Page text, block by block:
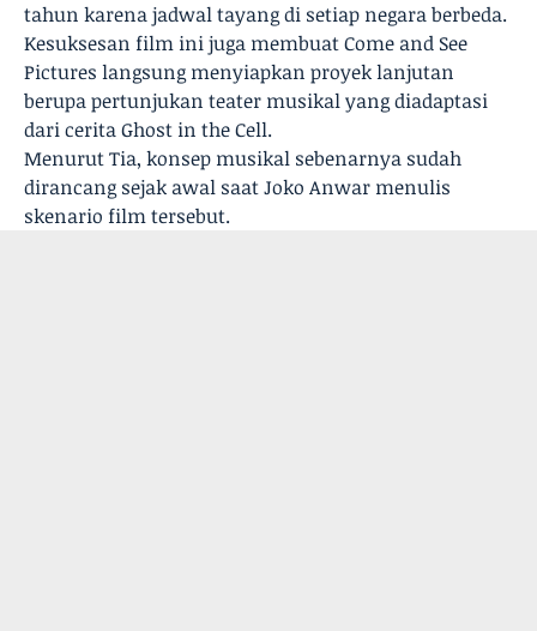
tahun karena jadwal tayang di setiap negara berbeda.
Kesuksesan film ini juga membuat Come and See
Pictures langsung menyiapkan proyek lanjutan
berupa pertunjukan teater musikal yang diadaptasi
dari cerita Ghost in the Cell.
Menurut Tia, konsep musikal sebenarnya sudah
dirancang sejak awal saat Joko Anwar menulis
skenario film tersebut.